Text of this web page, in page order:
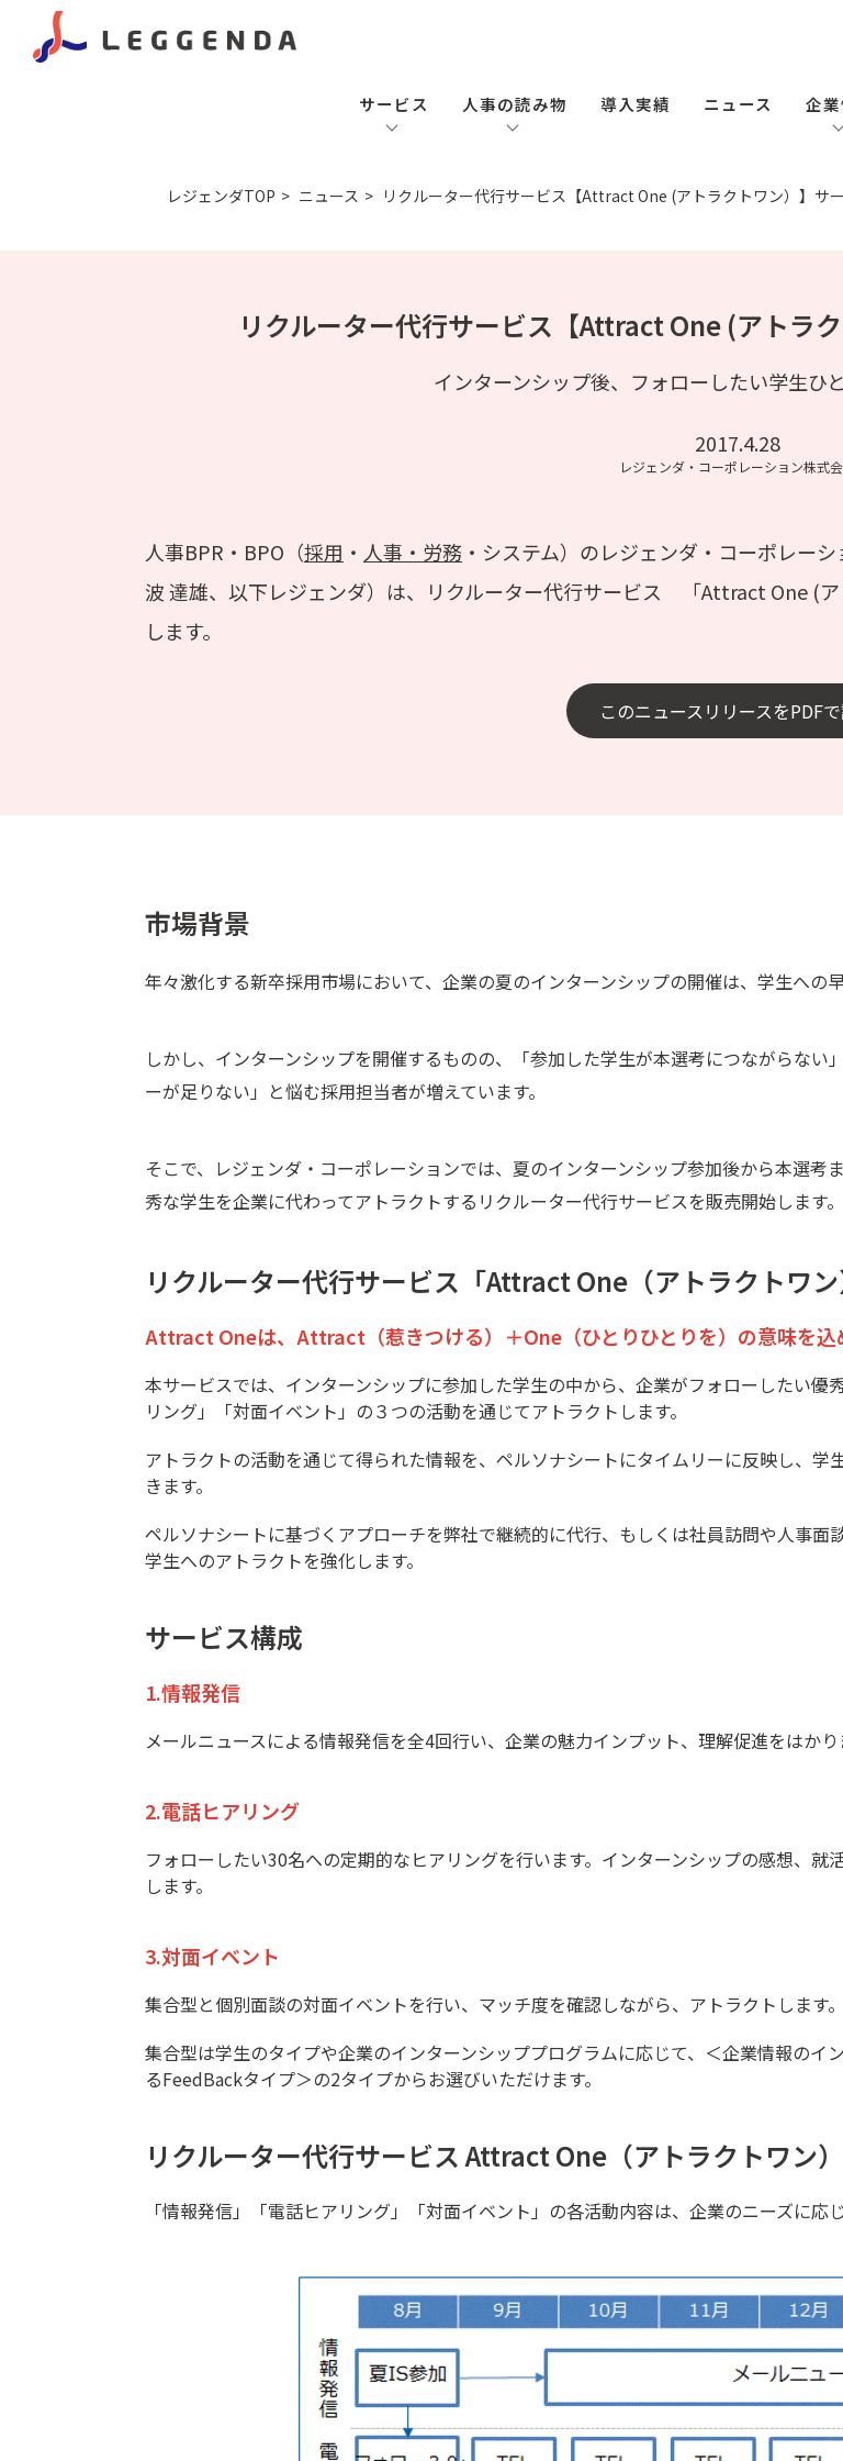
サービス 人事の読み物 導入実績 ニュース 企
レジェンダTOP ニュース リクルーター代行サービス【Attract One (アトラクトワン）】サ
リクルーター代行サービス【Attract One (アトラ
インターンシップ後、フォローしたい学生ひ
2017.4.28
レジェンダ・コーポレーション株式
人事BPR・BPO（採用 ・ 人事・労務 ・システム）のレジェンダ・コーポレー
波 達雄、以下レジェンダ）は、リクルーター代行サービス 「Attract One (
します。
このニュースリリースをPDF
市場背景
年々激化する新卒採用市場において、企業の夏のインターンシップの開催は、学生への
しかし、インターンシップを開催するものの、「参加した学生が本選考につながらな
ーが足りない」と悩む採用担当者が増えています。
そこで、レジェンダ・コーポレーションでは、夏のインターンシップ参加後から本選
秀な学生を企業に代わってアトラクトするリクルーター代行サービスを販売開始します。
リクルーター代行サービス「Attract One（アトラクトワン
Attract Oneは、Attract（惹きつける）＋One（ひとりひとりを）の意味を込
本サービスでは、インターンシップに参加した学生の中から、企業がフォローしたい
リング」「対面イベント」の３つの活動を通じてアトラクトします。
アトラクトの活動を通じて得られた情報を、ペルソナシートにタイムリーに反映し、
きます。
ペルソナシートに基づくアプローチを弊社で継続的に代行、もしくは社員訪問や人事面
学生へのアトラクトを強化します。
サービス構成
1.情報発信
メールニュースによる情報発信を全4回行い、企業の魅力インプット、理解促進をはかり
2.電話ヒアリング
フォローしたい30名への定期的なヒアリングを行います。インターンシップの感想、
します。
3.対面イベント
集合型と個別面談の対面イベントを行い、マッチ度を確認しながら、アトラクトします。
集合型は学生のタイプや企業のインターンシッププログラムに応じて、＜企業情報の
るFeedBackタイプ＞の2タイプからお選びいただけます。
リクルーター代行サービス Attract One（アトラクトワン
「情報発信」「電話ヒアリング」「対面イベント」の各活動内容は、企業のニーズに応